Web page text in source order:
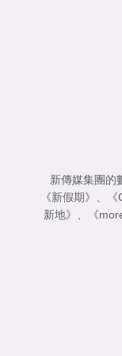
新傳媒集團的
《新假期》 、
新地》 、 《